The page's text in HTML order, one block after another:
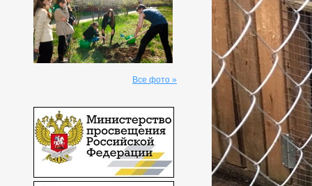
Все фото »